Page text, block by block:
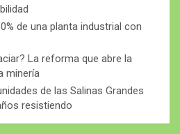
de una planta industrial con
La reforma que abre la
minería
de las Salinas Grandes
resistiendo